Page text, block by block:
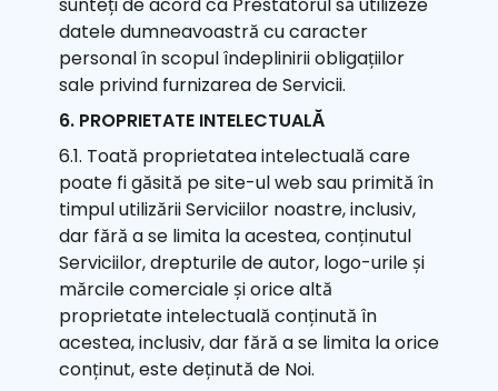
datele dumneavoastră cu caracter
personal în scopul îndeplinirii obligațiilor
sale privind furnizarea de Servicii.
6. PROPRIETATE INTELECTUALĂ
6.1. Toată proprietatea intelectuală care
poate fi găsită pe site-ul web sau primită în
timpul utilizării Serviciilor noastre, inclusiv,
dar fără a se limita la acestea, conținutul
Serviciilor, drepturile de autor, logo-urile și
mărcile comerciale și orice altă
proprietate intelectuală conținută în
acestea, inclusiv, dar fără a se limita la orice
conținut, este deținută de Noi.